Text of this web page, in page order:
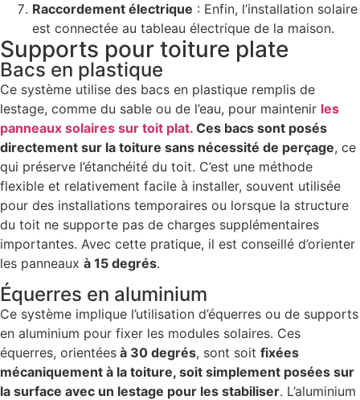
Raccordement électrique : Enfin, l’installation solaire
est connectée au tableau électrique de la maison.
Supports pour toiture plate
Bacs en plastique
Ce système utilise des bacs en plastique remplis de
lestage, comme du sable ou de l’eau, pour maintenir les
panneaux solaires sur toit plat. Ces bacs sont posés
directement sur la toiture sans nécessité de perçage, ce
qui préserve l’étanchéité du toit. C’est une méthode
flexible et relativement facile à installer, souvent utilisée
pour des installations temporaires ou lorsque la structure
du toit ne supporte pas de charges supplémentaires
importantes. Avec cette pratique, il est conseillé d’orienter
les panneaux à 15 degrés.
Équerres en aluminium
Ce système implique l’utilisation d’équerres ou de supports
en aluminium pour fixer les modules solaires. Ces
équerres, orientées à 30 degrés, sont soit fixées
mécaniquement à la toiture, soit simplement posées sur
la surface avec un lestage pour les stabiliser. L’aluminium